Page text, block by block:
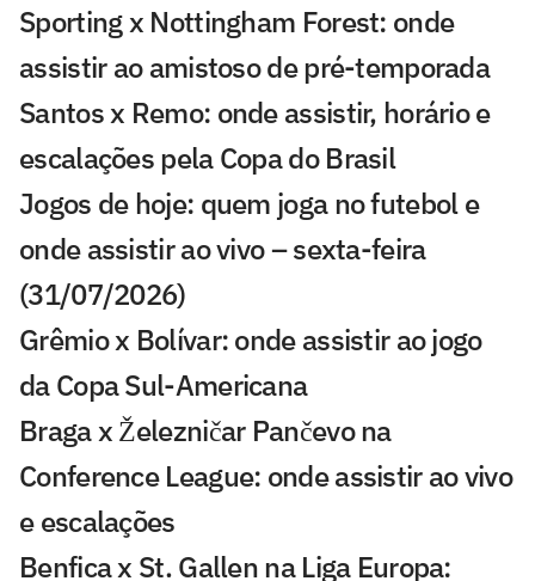
Sporting x Nottingham Forest: onde
assistir ao amistoso de pré-temporada
Santos x Remo: onde assistir, horário e
escalações pela Copa do Brasil
Jogos de hoje: quem joga no futebol e
onde assistir ao vivo – sexta-feira
(31/07/2026)
Grêmio x Bolívar: onde assistir ao jogo
da Copa Sul-Americana
Braga x Železničar Pančevo na
Conference League: onde assistir ao vivo
e escalações
Benfica x St. Gallen na Liga Europa: